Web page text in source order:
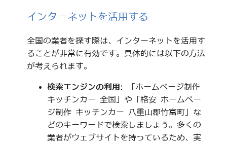
インターネットを活用する
全国の業者を探す際は、インターネットを活用す
ることが非常に有効です。具体的には以下の方法
が考えられます。
検索エンジンの利用 : 「ホームページ制作
キッチンカー 全国」や「格安 ホームペー
ジ制作 キッチンカー 八重山郡竹富町」な
どのキーワードで検索しましょう。多くの
業者がウェブサイトを持っているため、実